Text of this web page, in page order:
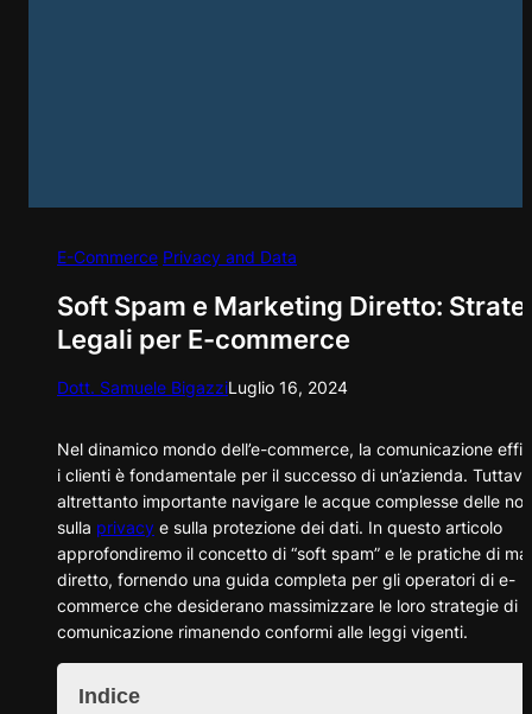
E-Commerce Privacy and Data
Soft Spam e Marketing Diretto:
Legali per E-commerce
Dott. Samuele BigazziLuglio 16, 2024
Nel dinamico mondo dell’e-commerce, la comunicazione
i clienti è fondamentale per il successo di un’azienda.
altrettanto importante navigare le acque complesse delle
sulla privacy e sulla protezione dei dati. In questo articolo
approfondiremo il concetto di “soft spam” e le pratiche di
diretto, fornendo una guida completa per gli operatori di e-
commerce che desiderano massimizzare le loro strategie di
comunicazione rimanendo conformi alle leggi vigenti.
Indice